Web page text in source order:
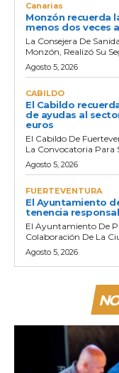
Canarias
Monzón recuerda
menos dos veces
La Consejera De
Monzón, Realizó Su
Agosto 5, 2026
CABILDO
El Cabildo
de ayudas al
euros
El Cabildo De
La Convocatoria Para
Agosto 5, 2026
FUERTEVENTURA
El Ayuntamiento
tenencia
El Ayuntamiento De
Colaboración De La
Agosto 5, 2026